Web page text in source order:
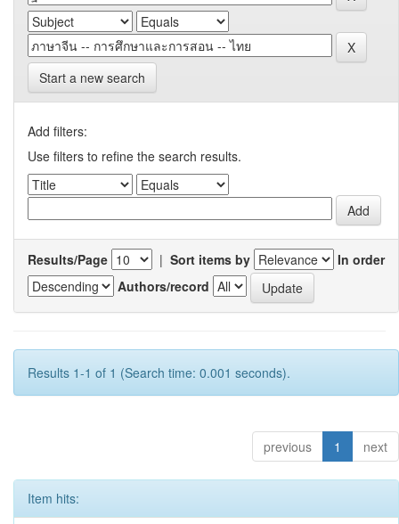
Start a new search
Add filters:
Use filters to refine the search results.
Results/Page | Sort items by
In order
Authors/record
Results 1-1 of 1 (Search time: 0.001 seconds).
previous 1 next
Item hits: